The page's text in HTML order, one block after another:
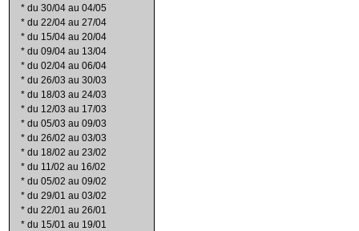
* du 30/04 au 04/05
* du 22/04 au 27/04
* du 15/04 au 20/04
* du 09/04 au 13/04
* du 02/04 au 06/04
* du 26/03 au 30/03
* du 18/03 au 24/03
* du 12/03 au 17/03
* du 05/03 au 09/03
* du 26/02 au 03/03
* du 18/02 au 23/02
* du 11/02 au 16/02
* du 05/02 au 09/02
* du 29/01 au 03/02
* du 22/01 au 26/01
* du 15/01 au 19/01